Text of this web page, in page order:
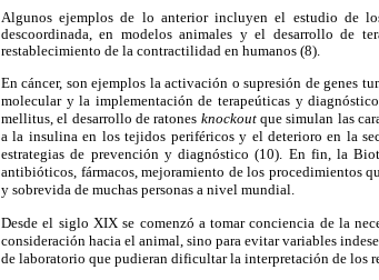
Algunos ejemplos de lo anterior incluyen el estudio de
descoordinada, en modelos animales y el desarrollo de
restablecimiento de la contractilidad en humanos (8).
En cáncer, son ejemplos la activación o supresión de genes
molecular y la implementación de terapeúticas y
mellitus, el desarrollo de ratones knockoutque simulan las
a la insulina en los tejidos periféricos y el deterioro en la
estrategias de prevención y diagnóstico (10). En fin, la
antibióticos, fármacos, mejoramiento de los procedimientos
y sobrevida de muchas personas a nivel mundial.
Desde el siglo XIX se comenzó a tomar conciencia de la
consideración hacia el animal, sino para evitar variables
de laboratorio que pudieran dificultar la interpretación de los